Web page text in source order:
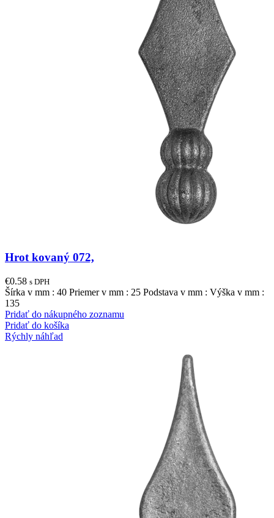
Hrot kovaný 072,
€0.58 s DPH
Šírka v mm : 40 Priemer v mm : 25 Podstava v mm : Výška v mm :
135
Pridať do nákupného zoznamu
Pridať do košíka
Rýchly náhľad